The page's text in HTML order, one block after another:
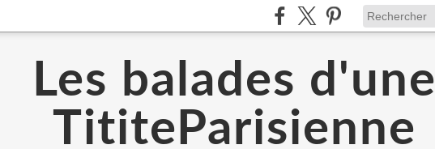
Les balades d'une
TititeParisienne